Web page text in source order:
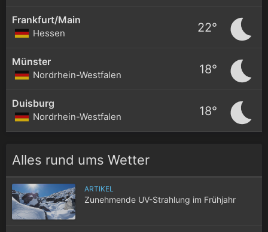
Frankfurt/Main
Hessen 22°
Münster
Nordrhein-Westfalen 18°
Duisburg
Nordrhein-Westfalen 18°
Alles rund ums Wetter
ARTIKEL
Zunehmende UV-Strahlung im Frühjahr